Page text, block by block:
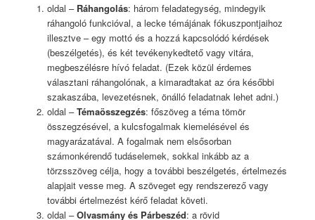
oldal – Ráhangolás: három feladategység, mindegyik
ráhangoló funkcióval, a lecke témájának fókuszpontjaihoz
illesztve – egy mottó és a hozzá kapcsolódó kérdések
(beszélgetés), és két tevékenykedtető vagy vitára,
megbeszélésre hívó feladat. (Ezek közül érdemes
választani ráhangolónak, a kimaradtakat az óra későbbi
szakaszába, levezetésnek, önálló feladatnak lehet adni.)
oldal –Témaösszegzés: főszöveg a téma tömör
összegzésével, a kulcsfogalmak kiemelésével és
magyarázatával. A fogalmak nem elsősorban
számonkérendő tudáselemek, sokkal inkább az a
törzsszöveg célja, hogy a további beszélgetés, értelmezés
alapjait vesse meg. A szöveget egy rendszerező vagy
további értelmezést kérő feladat követi.
oldal –Olvasmány és Párbeszéd: a rövid